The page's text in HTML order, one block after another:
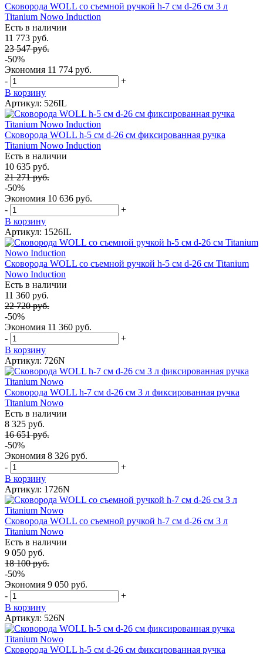
Сковорода WOLL со съемной ручкой h-7 см d-26 см 3 л
Titanium Nowo Induction
Есть в наличии
11 773 руб.
23 547 руб.
-50%
Экономия 11 774 руб.
-
+
В корзину
Артикул: 526IL
Сковорода WOLL h-5 см d-26 см фиксированная ручка
Titanium Nowo Induction
Есть в наличии
10 635 руб.
21 271 руб.
-50%
Экономия 10 636 руб.
-
+
В корзину
Артикул: 1526IL
Сковорода WOLL со съемной ручкой h-5 см d-26 см Titanium
Nowo Induction
Есть в наличии
11 360 руб.
22 720 руб.
-50%
Экономия 11 360 руб.
-
+
В корзину
Артикул: 726N
Сковорода WOLL h-7 см d-26 см 3 л фиксированная ручка
Titanium Nowo
Есть в наличии
8 325 руб.
16 651 руб.
-50%
Экономия 8 326 руб.
-
+
В корзину
Артикул: 1726N
Сковорода WOLL со съемной ручкой h-7 см d-26 см 3 л
Titanium Nowo
Есть в наличии
9 050 руб.
18 100 руб.
-50%
Экономия 9 050 руб.
-
+
В корзину
Артикул: 526N
Сковорода WOLL h-5 см d-26 см фиксированная ручка